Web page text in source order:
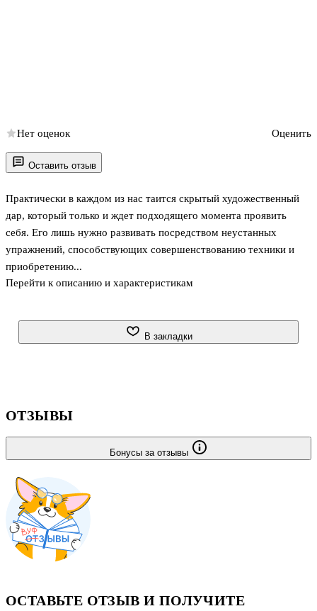
Оставить отзыв
Практически в каждом из нас таится скрытый художественный
дар, который только и ждет подходящего момента проявить
себя. Его лишь нужно развивать посредством неустанных
упражнений, способствующих совершенствованию техники и
приобретению...
Перейти к описанию и характеристикам
Нет оценок Оценить
В закладки
ОТЗЫВЫ
Бонусы за отзывы
ОСТАВЬТЕ ОТЗЫВ И ПОЛУЧИТЕ